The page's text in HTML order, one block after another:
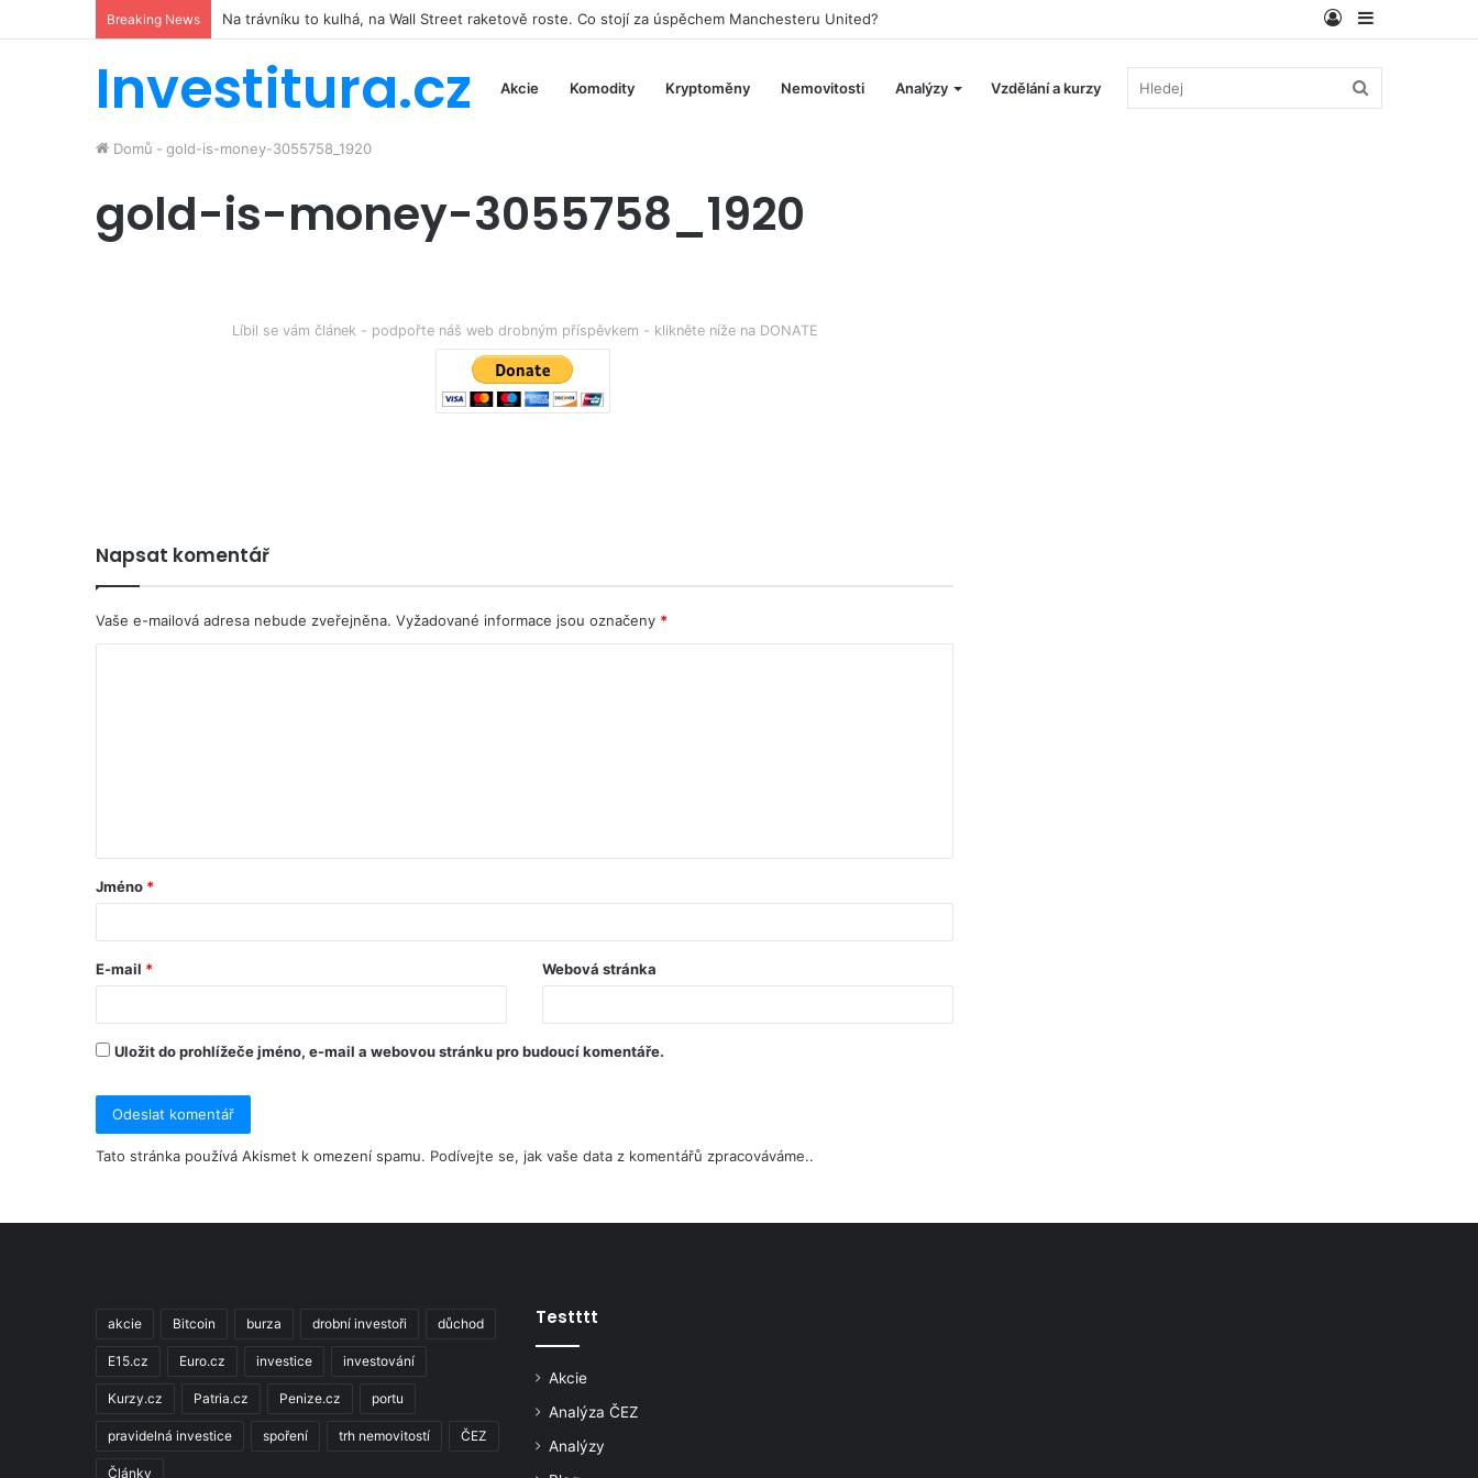
Breaking News Na trávníku to kulhá, na Wall Street raketově roste. Co stojí za úspěchem Manchesteru United?
Log
Investitura.cz Akcie Komodity Kryptoměny Nemovitosti Analýzy Vzdělání a kurzy
Domů - gold-is-money-3055758_1920
gold-is-money-3055758_1920
Líbil se vám článek - podpořte náš web drobným příspěvkem - klikněte níže na DONATE
Napsat komentář
Vaše e-mailová adresa nebude zveřejněna. Vyžadované informace jsou označeny *
Jméno *
E-mail * Webová stránka
Uložit do prohlížeče jméno, e-mail a webovou stránku pro budoucí komentáře.
Tato stránka používá Akismet k omezení spamu. Podívejte se, jak vaše data z komentářů zpracováváme..
akcie Bitcoin burza drobní investoři důchod
E15.cz Euro.cz investice investování
Kurzy.cz Patria.cz Penize.cz portu
pravidelná investice spoření trh nemovitostí ČEZ
Články
Testttt
Akcie
Analýza ČEZ
Analýzy